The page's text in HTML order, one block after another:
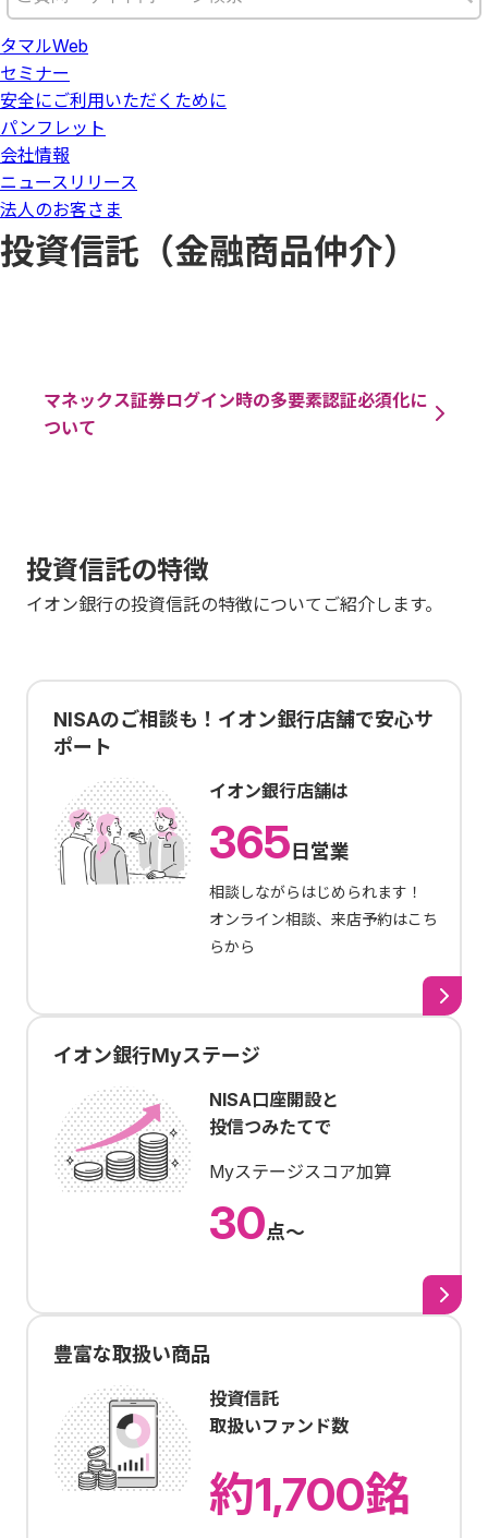
タマルWeb
セミナー
安全にご利用いただくために
パンフレット
会社情報
ニュースリリース
法人のお客さま
投資信託（金融商品仲介）
マネックス証券ログイン時の多要素認証必須化に
ついて
投資信託の特徴
イオン銀行の投資信託の特徴についてご紹介します。
NISAのご相談も！イオン銀行店舗で安心サ
ポート
イオン銀行店舗は
365 日営業
相談しながらはじめられます！
オンライン相談、来店予約はこち
らから
イオン銀行Myステージ
NISA口座開設と
投信つみたてで
Myステージスコア加算
30点〜
豊富な取扱い商品
投資信託
取扱いファンド数
約1,700銘